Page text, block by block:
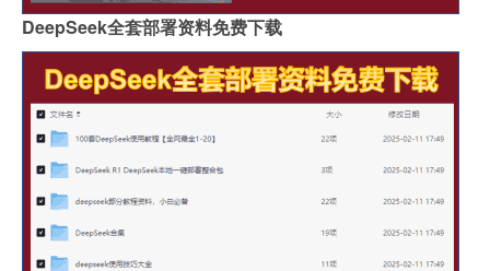
DeepSeek全套部署资料免费下载